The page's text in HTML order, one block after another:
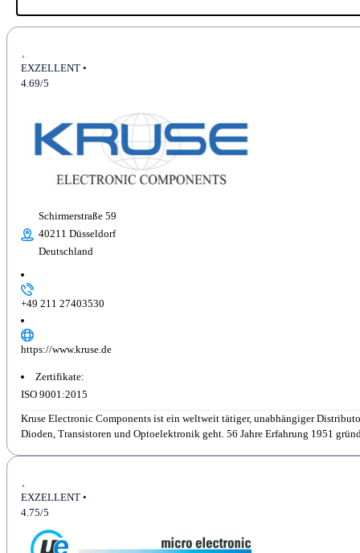
Schirmerstraße 59
40211 Düsseldorf
Deutschland
+49 211 27403530
https://www.kruse.de
Zertifikate:
ISO 9001:2015
Kruse Electronic Components ist ein weltweit tätiger, unabhängiger
Dioden, Transistoren und Optoelektronik geht. 56 Jahre Erfahrung 1951
EXZELLENT •
4.69/5
EXZELLENT •
4.75/5